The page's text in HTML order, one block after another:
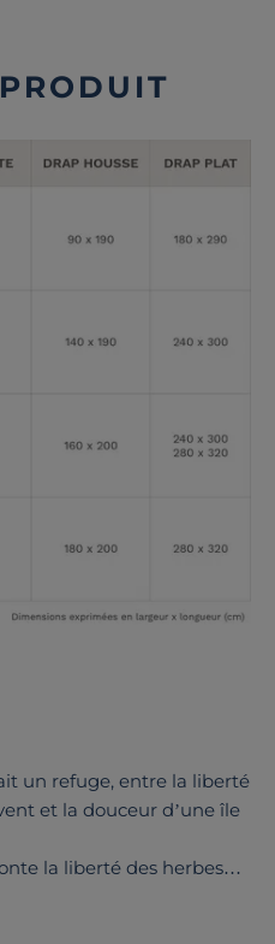
un refuge, entre la liberté
et la douceur d’une île
la liberté des herbes